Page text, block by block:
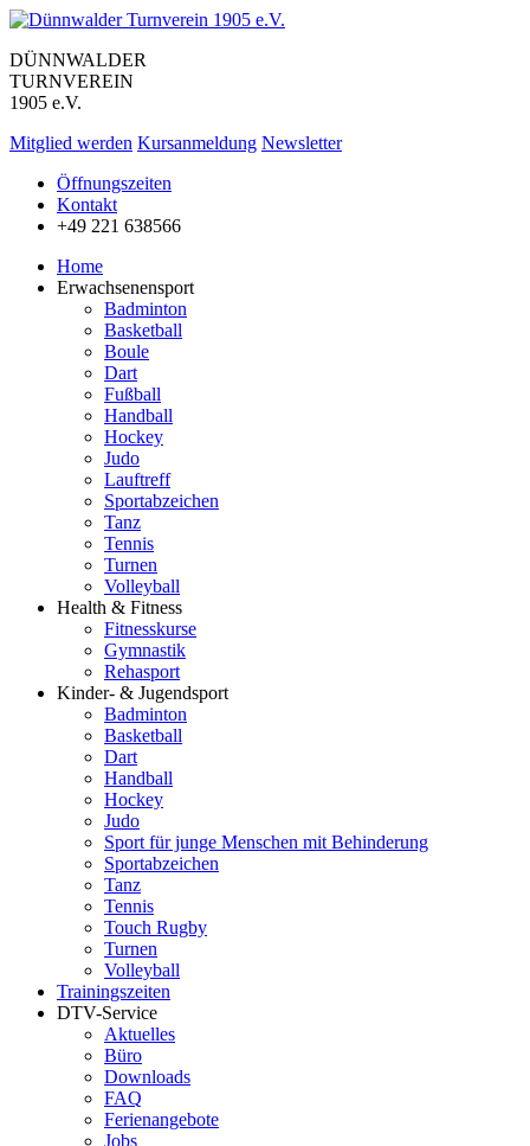
DÜNNWALDER
TURNVEREIN
1905 e.V.
Mitglied werden Kursanmeldung Newsletter
Öffnungszeiten
Kontakt
+49 221 638566
Home
Erwachsenensport
Badminton
Basketball
Boule
Dart
Fußball
Handball
Hockey
Judo
Lauftreff
Sportabzeichen
Tanz
Tennis
Turnen
Volleyball
Health & Fitness
Fitnesskurse
Gymnastik
Rehasport
Kinder- & Jugendsport
Badminton
Basketball
Dart
Handball
Hockey
Judo
Sport für junge Menschen mit Behinderung
Sportabzeichen
Tanz
Tennis
Touch Rugby
Turnen
Volleyball
Trainingszeiten
DTV-Service
Aktuelles
Büro
Downloads
FAQ
Ferienangebote
Jobs